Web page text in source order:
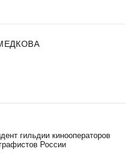
гильдии кинооператоров
России